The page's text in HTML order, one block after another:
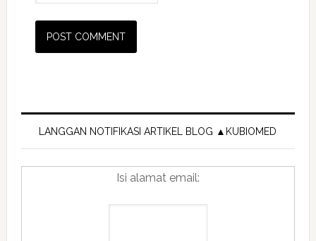
Primary
Sidebar
LANGGAN NOTIFIKASI ARTIKEL BLOG ▲KUBIOMED
Isi alamat email: